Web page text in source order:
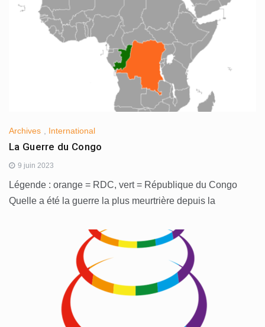
Archives International
La Guerre du Congo
9 juin 2023
Légende : orange = RDC, vert = République du Congo
Quelle a été la guerre la plus meurtrière depuis la